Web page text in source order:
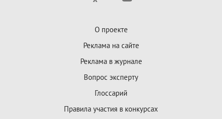
О проекте
Реклама на сайте
Реклама в журнале
Вопрос эксперту
Глоссарий
Правила участия в конкурсах